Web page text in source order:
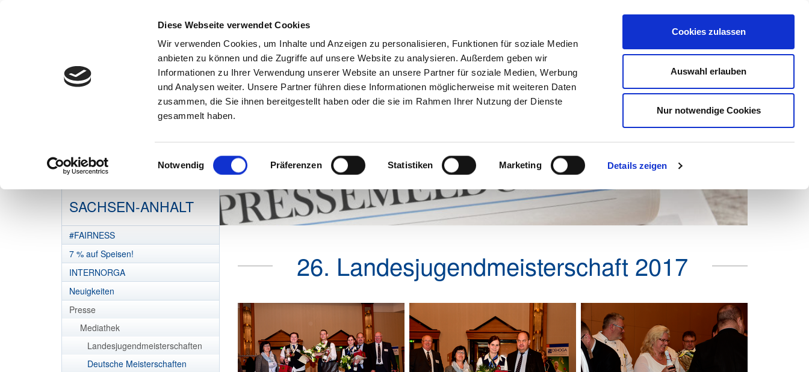
Diese Webseite verwendet Cookies
Wir verwenden Cookies, um Inhalte und Anzeigen zu personalisieren, Funktionen für soziale Medien
anbieten zu können und die Zugriffe auf unsere Website zu analysieren. Außerdem geben wir
Informationen zu Ihrer Verwendung unserer Website an unsere Partner für soziale Medien, Werbung
und Analysen weiter. Unsere Partner führen diese Informationen möglicherweise mit weiteren Daten
zusammen, die Sie ihnen bereitgestellt haben oder die sie im Rahmen Ihrer Nutzung der Dienste
gesammelt haben.
Einwilligungsauswahl
Notwendig Präferenzen Statistiken Marketing Details zeigen
Cookies zulassen
Auswahl erlauben
Nur notwendige Cookies
Aktuelles Über uns Marketing Mein DEHOGA
DEHOGA
SACHSEN-ANHALT
#FAIRNESS
7 % auf Speisen!
INTERNORGA
Neuigkeiten
Presse
Mediathek
Landesjugendmeisterschaften
Deutsche Meisterschaften
26. Landesjugendmeisterschaft 2017